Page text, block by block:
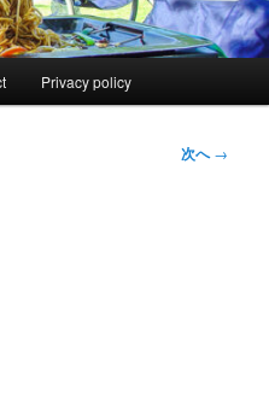
Privacy policy
次へ→